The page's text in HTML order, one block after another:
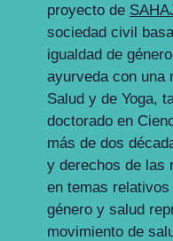
proyecto de
sociedad civil
igualdad de
ayurveda con una
Salud y de Yoga,
doctorado en
más de dos
y derechos de las
en temas
género y salud
movimiento de